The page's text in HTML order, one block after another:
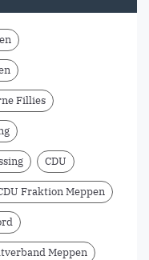
Fillies
CDU
Fraktion Meppen
Meppen